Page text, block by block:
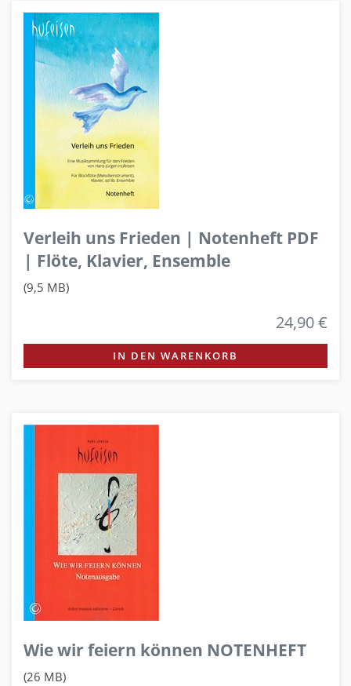
Verleih uns Frieden | Notenheft PDF
| Flöte, Klavier, Ensemble
(9,5 MB)
24,90 €
IN DEN WARENKORB
Wie wir feiern können NOTENHEFT
(26 MB)